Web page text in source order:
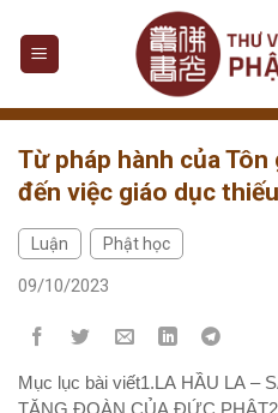
content
Từ pháp hành của Tôn
đến việc giáo dục
Luận Phật học
09/10/2023
Mục lục bài viết1.LA HẦU LA –
TĂNG ĐOÀN CỦA ĐỨC